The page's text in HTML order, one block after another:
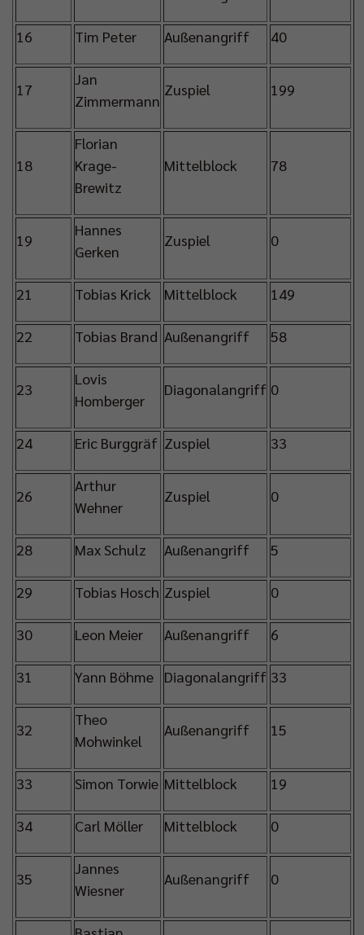
16 Tim Peter Außenangriff 40
17
Jan
Zimmermann
Zuspiel 199
18
Florian
Krage-
Brewitz
Mittelblock 78
19
Hannes
Gerken
Zuspiel 0
21 Tobias Krick Mittelblock 149
22 Tobias Brand Außenangriff 58
23
Lovis
Homberger
Diagonalangriff 0
24 Eric Burggräf Zuspiel 33
26
Arthur
Wehner
Zuspiel 0
28 Max Schulz Außenangriff 5
29 Tobias Hosch Zuspiel 0
30 Leon Meier Außenangriff 6
31 Yann Böhme Diagonalangriff 33
32
Theo
Mohwinkel
Außenangriff 15
33 Simon Torwie Mittelblock 19
34 Carl Möller Mittelblock 0
35
Jannes
Wiesner
Außenangriff 0